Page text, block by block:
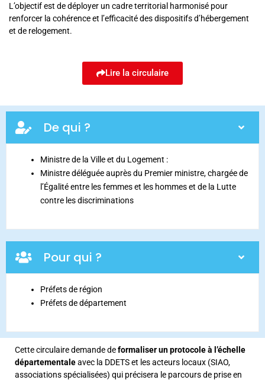
L’objectif est de déployer un cadre territorial harmonisé pour
renforcer la cohérence et l’efficacité des dispositifs d’hébergement
et de relogement.
Lire la circulaire
De qui ?
Ministre de la Ville et du Logement :
Ministre déléguée auprès du Premier ministre, chargée de
l’Égalité entre les femmes et les hommes et de la Lutte
contre les discriminations
Pour qui ?
Préfets de région
Préfets de département
Cette circulaire demande deformaliser un protocole à l’échelle
départementaleavec la DDETS et les acteurs locaux (SIAO,
associations spécialisées) qui précisera le parcours de prise en